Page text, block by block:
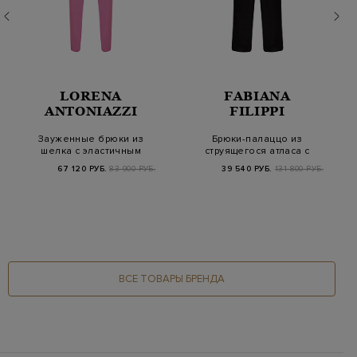
LORENA
ANTONIAZZI
Зауженные брюки из
шелка с эластичным
67 120 РУБ. 83 900 РУБ.
FABIANA
FILIPPI
Брюки-палаццо из
струящегося атласа с
39 540 РУБ. 131 800 РУБ.
ВСЕ ТОВАРЫ БРЕНДА